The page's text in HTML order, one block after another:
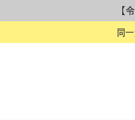
【
同